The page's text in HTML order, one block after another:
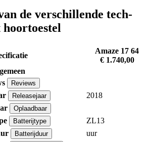
de verschillende tech-
hoortoestel
Amaze 17 64
€ 1.740,00
Reviews
Releasejaar
2018
Oplaadbaar
Batterijtype
ZL13
Batterijduur
uur